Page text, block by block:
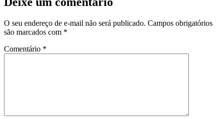
O seu endereço de e-mail não será publicado. Campos obrigatórios
são marcados com *
Comentário *